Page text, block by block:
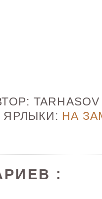
ЯРЛЫКИ: НА
: